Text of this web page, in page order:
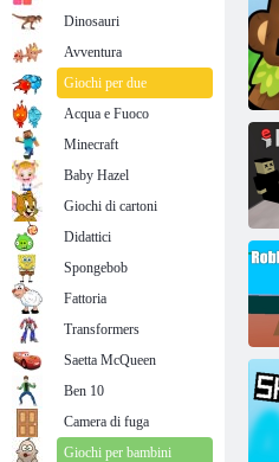
Dinosauri
Avventura
Giochi per due
Acqua e Fuoco
Minecraft
Baby Hazel
Giochi di cartoni
Didattici
Spongebob
Fattoria
Transformers
Saetta McQueen
Ben 10
Camera di fuga
Giochi per bambini